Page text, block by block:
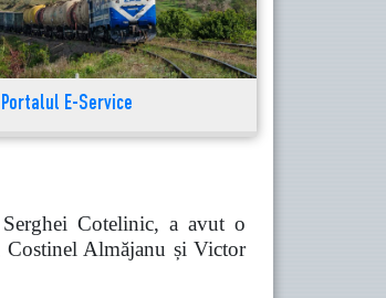
Portalul E-Service
Cotelinic, a avut o
Almăjanu și Victor